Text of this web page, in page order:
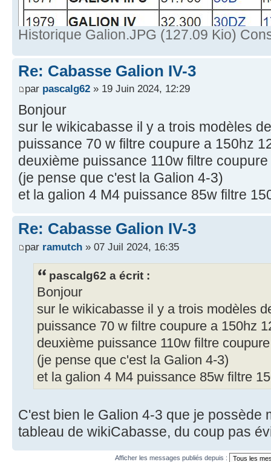
Historique Galion.JPG (127.09 Kio)
Re: Cabasse Galion IV-3
par pascalg62 » 19 Juin 2024, 12:29
Bonjour
sur le wikicabasse il y a trois modèles
puissance 70 w filtre coupure a 150hz
deuxième puissance 110w filtre
(je pense que c'est la Galion 4-3)
et la galion 4 M4 puissance 85w filtre
Re: Cabasse Galion IV-3
par ramutch » 07 Juil 2024, 16:35
pascalg62 a écrit :
Bonjour
sur le wikicabasse il y a trois modèles
puissance 70 w filtre coupure a 150hz
deuxième puissance 110w filtre
(je pense que c'est la Galion 4-3)
et la galion 4 M4 puissance 85w filtre
C'est bien le Galion 4-3 que je possède
tableau de wikiCabasse, du coup pas
Afficher les messages publiés depuis :